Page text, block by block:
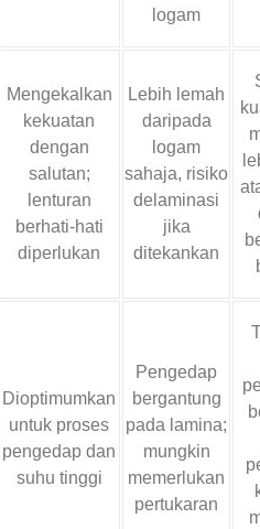
logam
Mengekalkan
kekuatan
dengan
salutan;
lenturan
berhati-hati
diperlukan
Lebih lemah
daripada
logam
sahaja, risiko
delaminasi
jika
ditekankan
Dioptimumkan
untuk proses
pengedap dan
suhu tinggi
Pengedap
bergantung
pada lamina;
mungkin
memerlukan
pertukaran